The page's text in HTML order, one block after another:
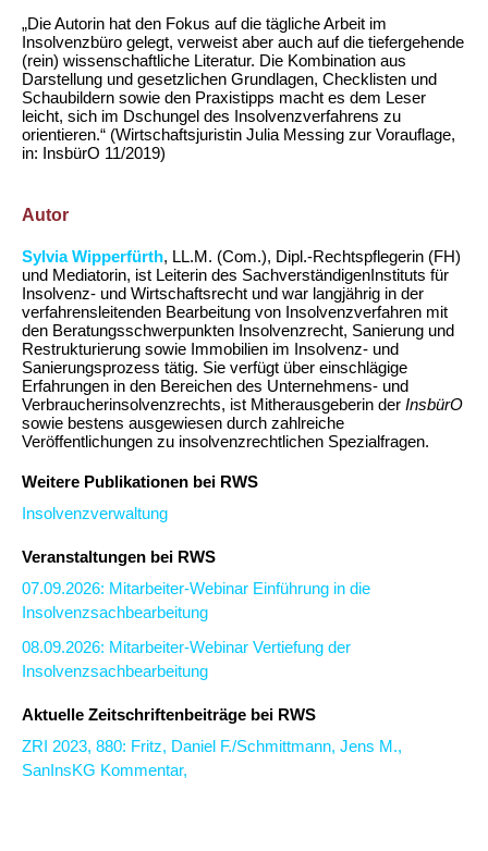
„Die Autorin hat den Fokus auf die tägliche Arbeit im
Insolvenzbüro gelegt, verweist aber auch auf die tiefergehende
(rein) wissenschaftliche Literatur. Die Kombination aus
Darstellung und gesetzlichen Grundlagen, Checklisten und
Schaubildern sowie den Praxistipps macht es dem Leser
leicht, sich im Dschungel des Insolvenzverfahrens zu
orientieren.“ (Wirtschaftsjuristin Julia Messing zur Vorauflage,
in: InsbürO 11/2019)
Autor
Sylvia Wipperfürth, LL.M. (Com.), Dipl.-Rechtspflegerin (FH)
und Mediatorin, ist Leiterin des SachverständigenInstituts für
Insolvenz- und Wirtschaftsrecht und war langjährig in der
verfahrensleitenden Bearbeitung von Insolvenzverfahren mit
den Beratungsschwerpunkten Insolvenzrecht, Sanierung und
Restrukturierung sowie Immobilien im Insolvenz- und
Sanierungsprozess tätig. Sie verfügt über einschlägige
Erfahrungen in den Bereichen des Unternehmens- und
Verbraucherinsolvenzrechts, ist Mitherausgeberin der InsbürO
sowie bestens ausgewiesen durch zahlreiche
Veröffentlichungen zu insolvenzrechtlichen Spezialfragen.
Weitere Publikationen bei RWS
Insolvenzverwaltung
Veranstaltungen bei RWS
07.09.2026: Mitarbeiter-Webinar Einführung in die
Insolvenzsachbearbeitung
08.09.2026: Mitarbeiter-Webinar Vertiefung der
Insolvenzsachbearbeitung
Aktuelle Zeitschriftenbeiträge bei RWS
ZRI 2023, 880: Fritz, Daniel F./Schmittmann, Jens M.,
SanInsKG Kommentar,